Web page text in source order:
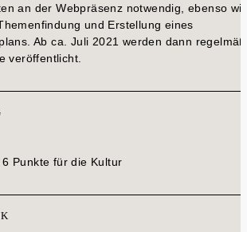
an der Webpräsenz notwendig, ebenso
und Erstellung eines
Ab ca. Juli 2021 werden dann
veröffentlicht.
6 Punkte für die Kultur